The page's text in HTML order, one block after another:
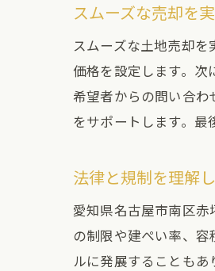
スムーズな売却を
スムーズな土地売却
価格を設定します。
希望者からの問い合
をサポートします。最
法律と規制を理解
愛知県名古屋市南区
の制限や建ぺい率、
ルに発展することもあ